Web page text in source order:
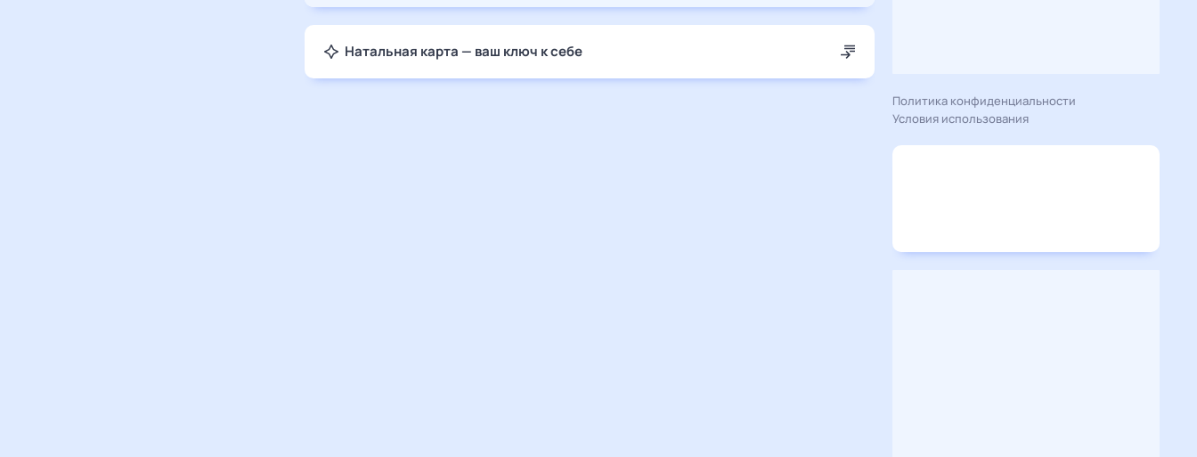
Натальная карта — ваш ключ к себе
Политика конфиденциальности
Условия использования